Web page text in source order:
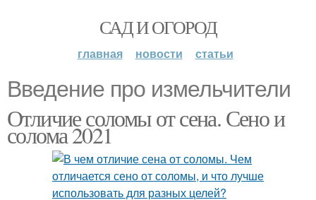
САД И ОГОРОД
главная новости статьи
Введение про измельчители
Отличие соломы от сена. Сено и
солома 2021